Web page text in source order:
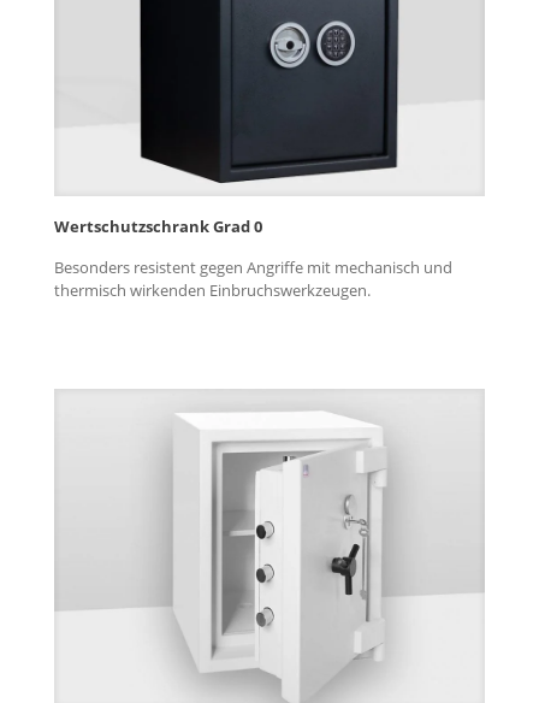
Wertschutzschrank Grad 0
Besonders resistent gegen Angriffe mit mechanisch und
thermisch wirkenden Einbruchswerkzeugen.